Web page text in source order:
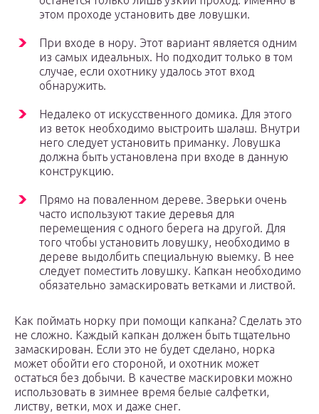
этом проходе установить две ловушки.
При входе в нору. Этот вариант является одним
из самых идеальных. Но подходит только в том
случае, если охотнику удалось этот вход
обнаружить.
Недалеко от искусственного домика. Для этого
из веток необходимо выстроить шалаш. Внутри
него следует установить приманку. Ловушка
должна быть установлена при входе в данную
конструкцию.
Прямо на поваленном дереве. Зверьки очень
часто используют такие деревья для
перемещения с одного берега на другой. Для
того чтобы установить ловушку, необходимо в
дереве выдолбить специальную выемку. В нее
следует поместить ловушку. Капкан необходимо
обязательно замаскировать ветками и листвой.
Как поймать норку при помощи капкана? Сделать это
не сложно. Каждый капкан должен быть тщательно
замаскирован. Если это не будет сделано, норка
может обойти его стороной, и охотник может
остаться без добычи. В качестве маскировки можно
использовать в зимнее время белые салфетки,
листву, ветки, мох и даже снег.